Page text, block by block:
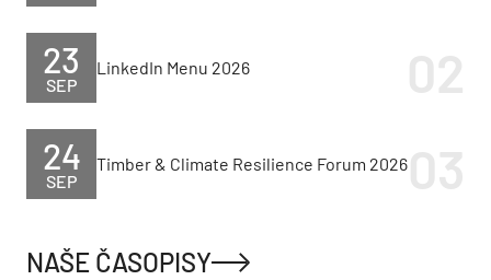
SEP
23 LinkedIn Menu 2026
SEP
24 Timber & Climate Resilience Forum 2026
NAŠE ČASOPISY